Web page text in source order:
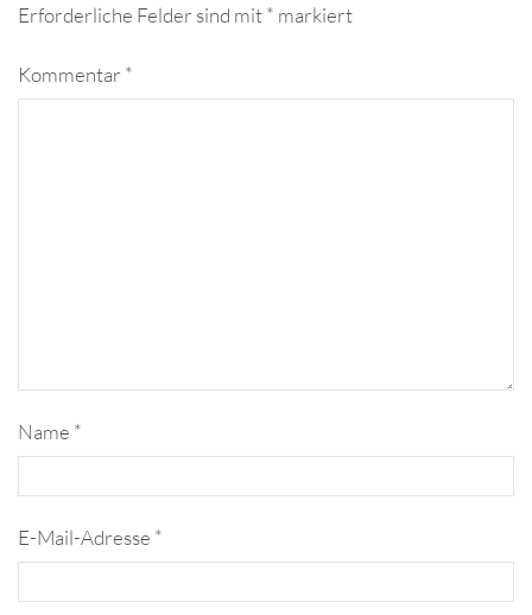
Erforderliche Felder sind mit* markiert
Kommentar *
Name *
E-Mail-Adresse *